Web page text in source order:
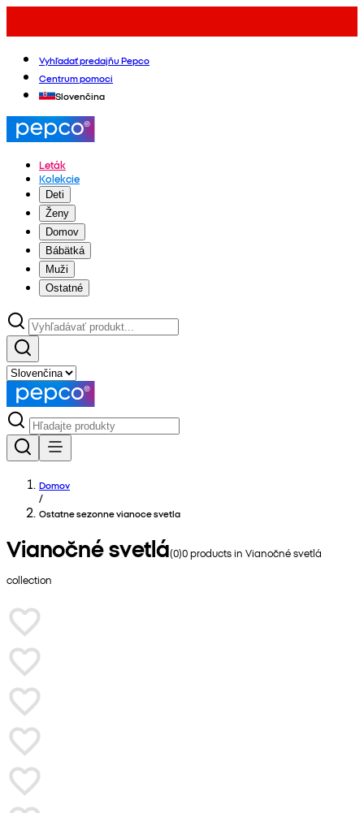
Vyhľadať predajňu Pepco
Centrum pomoci
Slovenčina
Leták
Kolekcie
Deti
Ženy
Domov
Bábätká
Muži
Ostatné
Domov
/
Ostatne sezonne vianoce svetla
Vianočné svetlá(0)0products inVianočné svetlá
collection